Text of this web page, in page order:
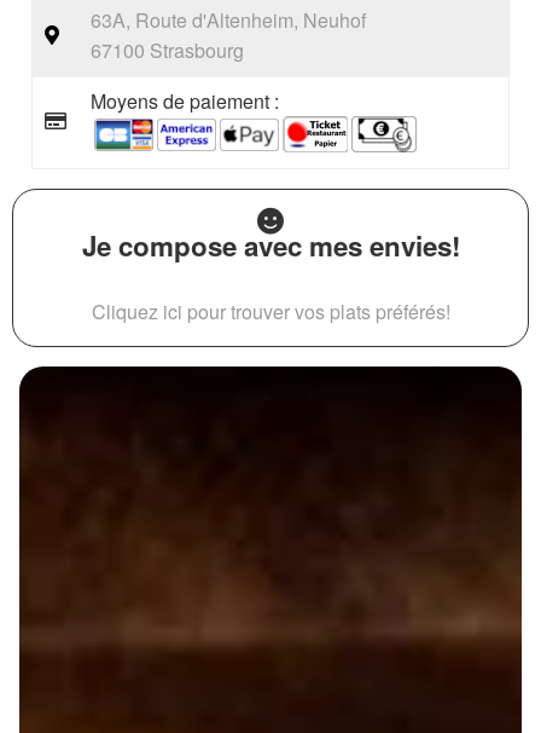
63A, Route d'Altenheim, Neuhof
67100 Strasbourg
Moyens de paiement :
Je compose avec mes envies!
Cliquez ici pour trouver vos plats préférés!